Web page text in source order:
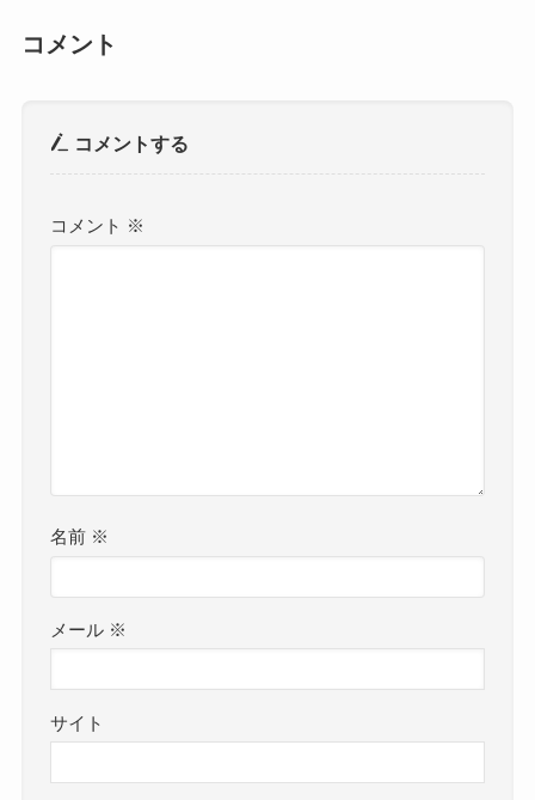
コメント
コメントする
コメント ※
名前 ※
メール ※
サイト